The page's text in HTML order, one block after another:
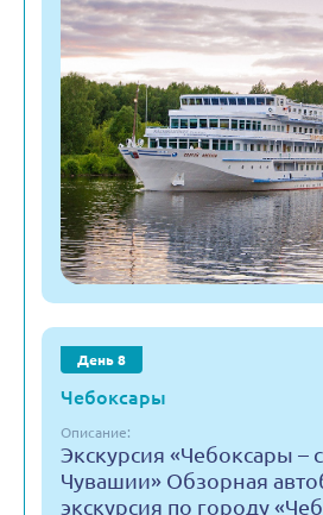
День 8
Чебоксары
Описание:
Экскурсия «Чебоксары –
Чувашии» Обзорная
экскурсия по городу